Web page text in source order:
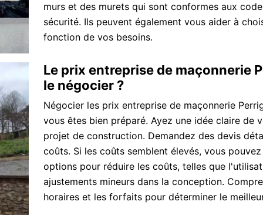
murs et des murets qui sont conformes aux
sécurité. Ils peuvent également vous aider à
fonction de vos besoins.
Le prix entreprise de maçonnerie
le négocier ?
Négocier les prix entreprise de maçonnerie
vous êtes bien préparé. Ayez une idée claire de
projet de construction. Demandez des devis
coûts. Si les coûts semblent élevés, vous
options pour réduire les coûts, telles que
ajustements mineurs dans la conception.
horaires et les forfaits pour déterminer le